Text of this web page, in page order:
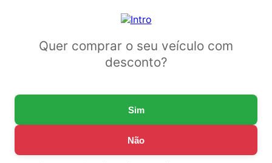
Quer comprar o seu veículo com
desconto?
Sim
Não